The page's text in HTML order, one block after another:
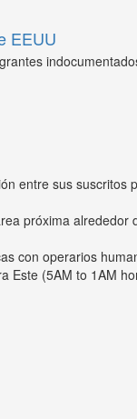
EEUU
entre sus
próxima
con operarios
Este (5AM to 1AM